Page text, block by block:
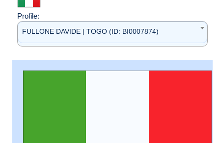
Profile:
FULLONE DAVIDE | TOGO (ID: BI0007874)